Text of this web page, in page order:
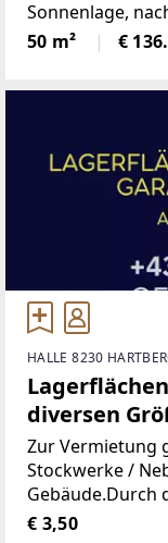
Sonnenlage,
Grüne,
Wohnung,
50 m² €
HALLE 8230
diversen
Zur Vermietung
Stockwerke /
Gebäude.Durch
Räumlichkeiten,
€ 3,50